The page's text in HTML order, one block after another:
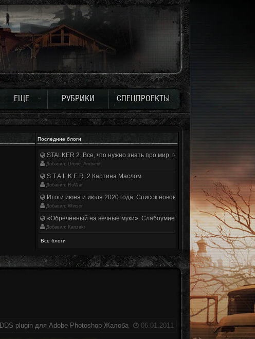
ЕЩЕ РУБРИКИ СПЕЦПРОЕКТЫ
Последние блоги
STALKER 2. Все, что нужно знать про мир, геймплей и сюжет | Разбор
Добавил: Drone_Ambient
S.T.A.L.K.E.R. 2 Картина Маслом
Добавил: RuWar
Итоги июня и июля 2020 года. Список нововведений
Добавил: Winsor
«Обречённый на вечные муки». Слабоумие и отвага
Добавил: Kanzaki
Все блоги
06.01.2011
DDS plugin для Adobe Photoshop Жалоба